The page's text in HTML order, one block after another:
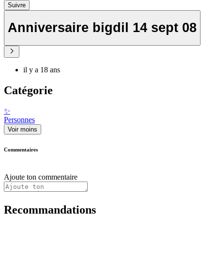
Suivre
Anniversaire bigdil 14 sept 08
il y a 18 ans
Catégorie
✨
Personnes
Voir moins
Commentaires
Ajoute ton commentaire
Recommandations